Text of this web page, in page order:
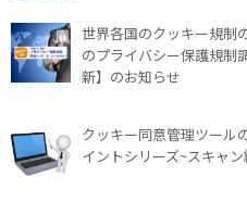
世界各国のクッキー規制
のプライバシー保護規制
新】のお知らせ
クッキー同意管理ツール
イントシリーズ~スキャ